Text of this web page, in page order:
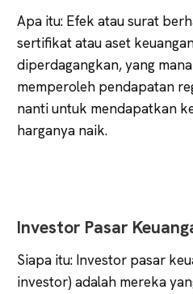
Apa itu: Efek atau surat
sertifikat atau aset
diperdagangkan, yang
memperoleh pendapatan
nanti untuk mendapatkan
harganya naik.
Investor Pasar
Siapa itu: Investor pasar
investor) adalah mereka